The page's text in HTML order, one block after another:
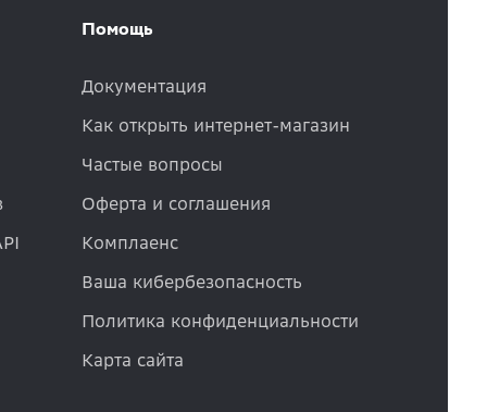
Помощь
Документация
Как открыть интернет-магазин
Частые вопросы
Оферта и соглашения
Комплаенс
Ваша кибербезопасность
Политика конфиденциальности
Карта сайта